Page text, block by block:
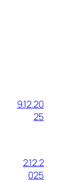
9.12.20
25
2.12.2
025